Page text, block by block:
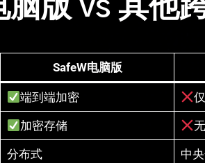
版 vs 其他
SafeW电脑版
端到端加密
加密存储
分布式 中